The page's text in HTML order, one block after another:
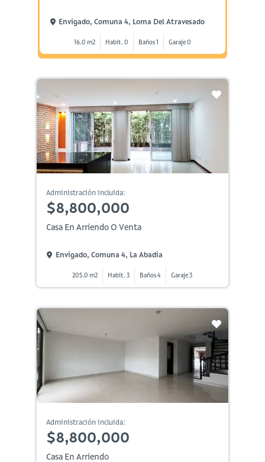
Envigado, Comuna 4, Loma Del Atravesado
16.0 m2 Habit. 0 Baños 1 Garaje 0
Administración incluida:
$8,800,000
Casa En Arriendo O Venta
Envigado, Comuna 4, La Abadia
205.0 m2 Habit. 3 Baños 4 Garaje 3
Administración incluida:
$8,800,000
Casa En Arriendo